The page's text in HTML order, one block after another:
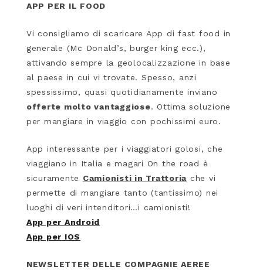
APP PER IL FOOD
Vi consigliamo di scaricare App di fast food in
generale (Mc Donald’s, burger king ecc.),
attivando sempre la geolocalizzazione in base
al paese in cui vi trovate. Spesso, anzi
spessissimo, quasi quotidianamente inviano
offerte molto vantaggiose. Ottima soluzione
per mangiare in viaggio con pochissimi euro.
App interessante per i viaggiatori golosi, che
viaggiano in Italia e magari On the road è
sicuramente Camionisti in Trattoria che vi
permette di mangiare tanto (tantissimo) nei
luoghi di veri intenditori…i camionisti!
App per Android
App per IOS
NEWSLETTER DELLE COMPAGNIE AEREE